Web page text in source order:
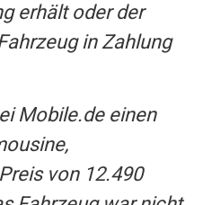
erhält oder der
in Zahlung
Mobile.de einen
von 12.490